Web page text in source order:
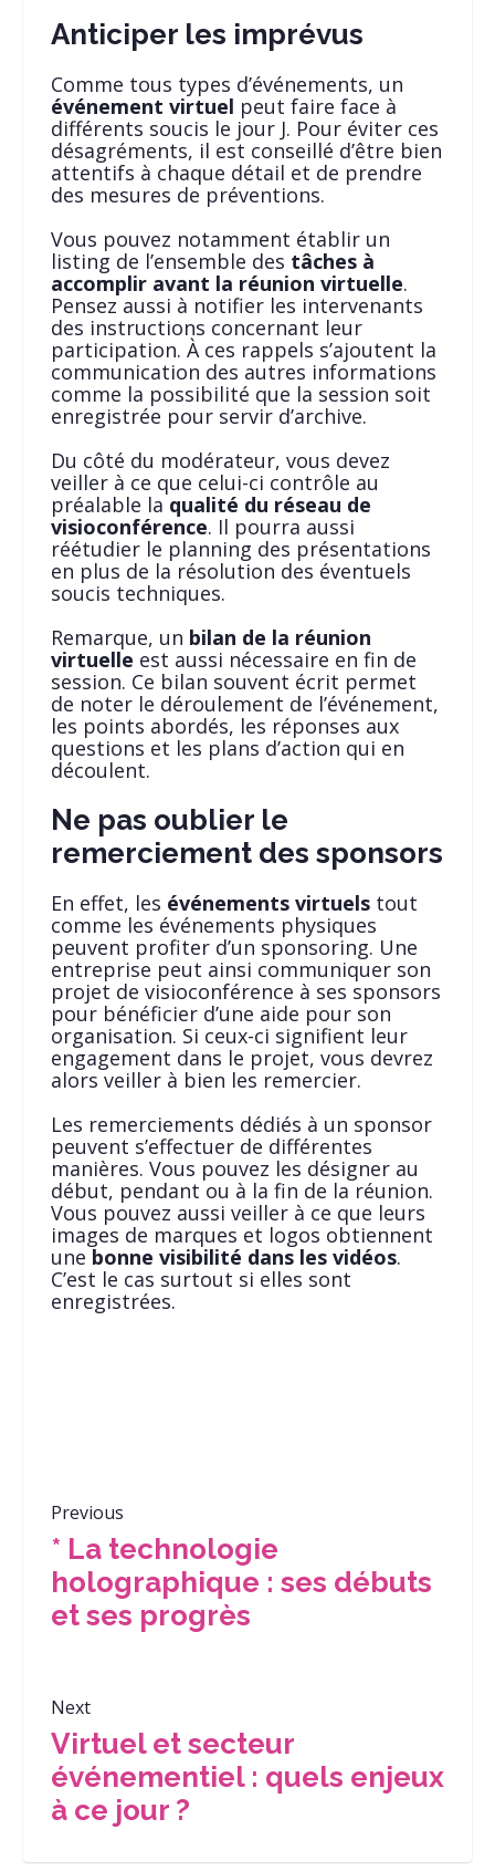
Anticiper les imprévus
Comme tous types d’événements, un
événement virtuel peut faire face à
différents soucis le jour J. Pour éviter ces
désagréments, il est conseillé d’être bien
attentifs à chaque détail et de prendre
des mesures de préventions.
Vous pouvez notamment établir un
listing de l’ensemble des tâches à
accomplir avant la réunion virtuelle.
Pensez aussi à notifier les intervenants
des instructions concernant leur
participation. À ces rappels s’ajoutent la
communication des autres informations
comme la possibilité que la session soit
enregistrée pour servir d’archive.
Du côté du modérateur, vous devez
veiller à ce que celui-ci contrôle au
préalable la qualité du réseau de
visioconférence. Il pourra aussi
réétudier le planning des présentations
en plus de la résolution des éventuels
soucis techniques.
Remarque, un bilan de la réunion
virtuelle est aussi nécessaire en fin de
session. Ce bilan souvent écrit permet
de noter le déroulement de l’événement,
les points abordés, les réponses aux
questions et les plans d’action qui en
découlent.
Ne pas oublier le
remerciement des sponsors
En effet, les événements virtuelstout
comme les événements physiques
peuvent profiter d’un sponsoring. Une
entreprise peut ainsi communiquer son
projet de visioconférence à ses sponsors
pour bénéficier d’une aide pour son
organisation. Si ceux-ci signifient leur
engagement dans le projet, vous devrez
alors veiller à bien les remercier.
Les remerciements dédiés à un sponsor
peuvent s’effectuer de différentes
manières. Vous pouvez les désigner au
début, pendant ou à la fin de la réunion.
Vous pouvez aussi veiller à ce que leurs
images de marques et logos obtiennent
une bonne visibilité dans les vidéos.
C’est le cas surtout si elles sont
enregistrées.
Previous
* La technologie
holographique : ses débuts
et ses progrès
Next
Virtuel et secteur
événementiel : quels enjeux
à ce jour ?